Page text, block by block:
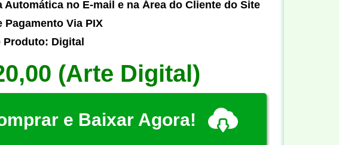
Automática no E-mail e na Área do Cliente do Site
Pagamento Via PIX
Produto: Digital
(Arte Digital)
e Baixar Agora!